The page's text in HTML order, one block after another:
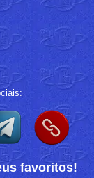
favoritos!